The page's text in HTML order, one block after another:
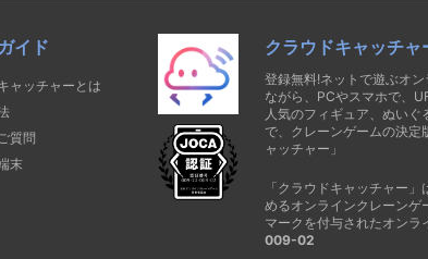
イド
ャッチャーとは
質問
末
クラウドキャッチャ
登録無料!ネットで遊ぶオ
ながら、PCやスマホで、
人気のフィギュア、ぬい
で、クレーンゲームの決定
ャッチャー」
「クラウドキャッチャー
めるオンラインクレーンゲ
マークを付与されたオンラ
009-02